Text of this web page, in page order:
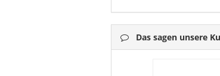
Das sagen unsere